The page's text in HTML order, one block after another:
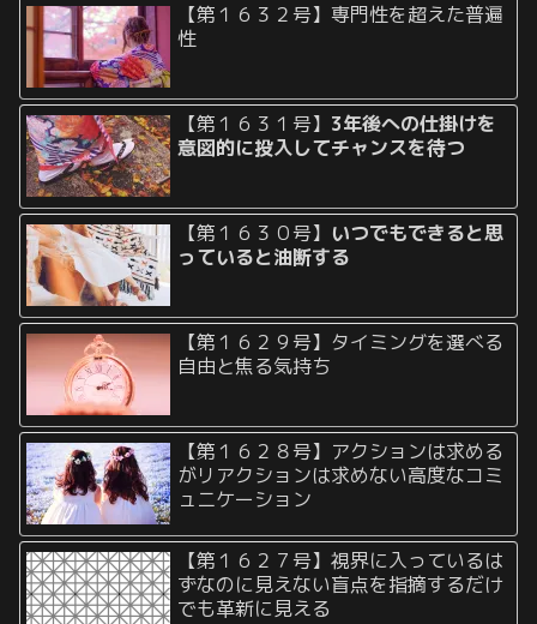
【第１６３２号】専門性を超えた普遍
性
【第１６３１号】 3年後への仕掛けを
意図的に投入してチャンスを待つ
【第１６３０号】 いつでもできると思
っていると油断する
【第１６２９号】タイミングを選べる
自由と焦る気持ち
【第１６２８号】アクションは求める
がリアクションは求めない高度なコミ
ュニケーション
【第１６２７号】視界に入っているは
ずなのに見えない盲点を指摘するだけ
でも革新に見える